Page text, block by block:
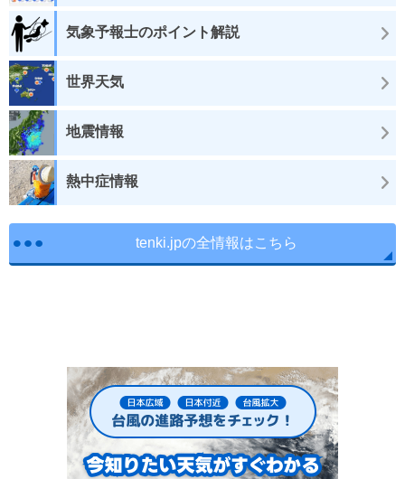
気象予報士のポイント解説
世界天気
地震情報
熱中症情報
tenki.jpの全情報はこちら